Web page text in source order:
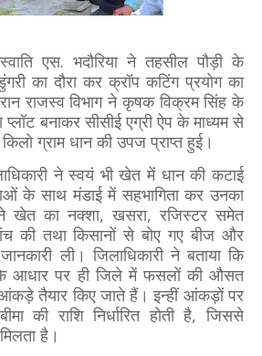
एस. भदौरिया ने तहसील पौड़ी के
का दौरा कर क्रॉप कटिंग प्रयोग का
राजस्व विभाग ने कृषक विक्रम सिंह के
बनाकर सीसीई एग्री ऐप के माध्यम से
ग्राम धान की उपज प्राप्त हुई।
ने स्वयं भी खेत में धान की कटाई
के साथ मंडाई में सहभागिता कर उनका
खेत का नक्शा, खसरा, रजिस्टर समेत
की तथा किसानों से बोए गए बीज और
ली। जिलाधिकारी ने बताया कि
के आधार पर ही जिले में फसलों की औसत
तैयार किए जाते हैं। इन्हीं आंकड़ों पर
की राशि निर्धारित होती है, जिससे
है।